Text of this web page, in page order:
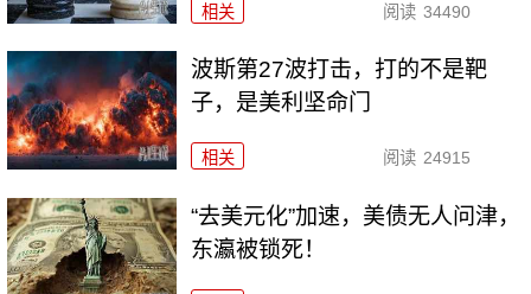
相关 阅读 34490
波斯第27波打击，打的不是靶
子，是美利坚命门
相关 阅读 24915
“去美元化”加速，美债无人问津，
东瀛被锁死！